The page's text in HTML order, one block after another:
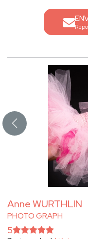
Anne WURTHLIN
PHOTO GRAPH
5